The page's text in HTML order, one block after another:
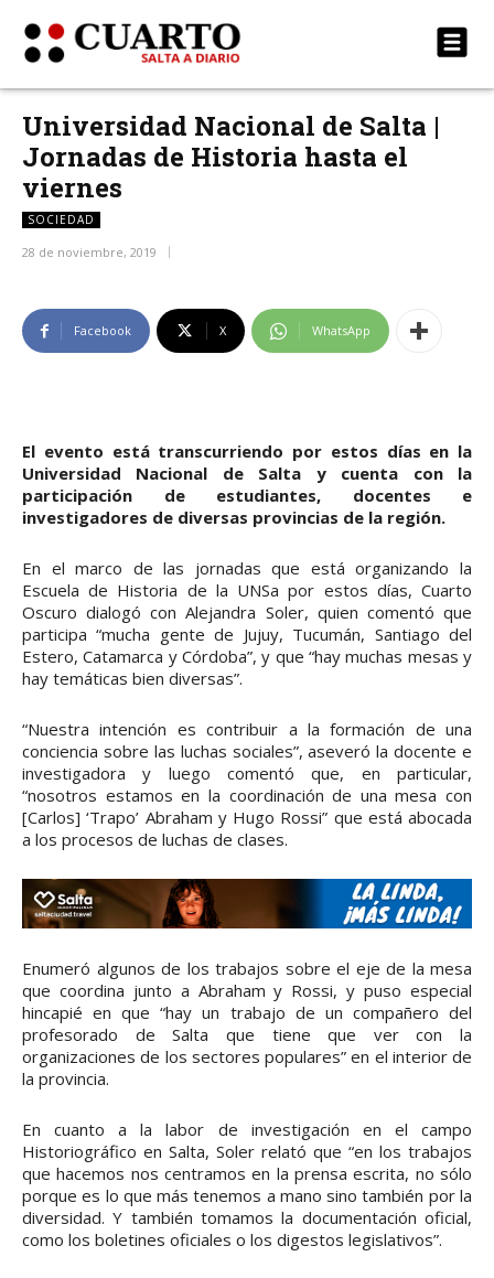
Universidad Nacional de Salta |
Jornadas de Historia hasta el
viernes
SOCIEDAD
28 de noviembre, 2019
Facebook X WhatsApp
El evento está transcurriendo por estos días en la
Universidad Nacional de Salta y cuenta con la
participación de estudiantes, docentes e
investigadores de diversas provincias de la región.
En el marco de las jornadas que está organizando la
Escuela de Historia de la UNSa por estos días, Cuarto
Oscuro dialogó con Alejandra Soler, quien comentó que
participa “mucha gente de Jujuy, Tucumán, Santiago del
Estero, Catamarca y Córdoba”, y que “hay muchas mesas y
hay temáticas bien diversas”.
“Nuestra intención es contribuir a la formación de una
conciencia sobre las luchas sociales”, aseveró la docente e
investigadora y luego comentó que, en particular,
“nosotros estamos en la coordinación de una mesa con
[Carlos] ‘Trapo’ Abraham y Hugo Rossi” que está abocada
a los procesos de luchas de clases.
Enumeró algunos de los trabajos sobre el eje de la mesa
que coordina junto a Abraham y Rossi, y puso especial
hincapié en que “hay un trabajo de un compañero del
profesorado de Salta que tiene que ver con la
organizaciones de los sectores populares” en el interior de
la provincia.
En cuanto a la labor de investigación en el campo
Historiográfico en Salta, Soler relató que “en los trabajos
que hacemos nos centramos en la prensa escrita, no sólo
porque es lo que más tenemos a mano sino también por la
diversidad. Y también tomamos la documentación oficial,
como los boletines oficiales o los digestos legislativos”.